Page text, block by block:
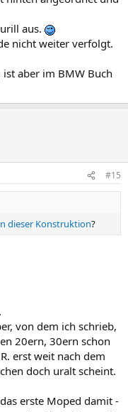
aus.
nicht weiter verfolgt.
aber im BMW Buch
#15
dieser Konstruktion?
von dem ich schrieb,
20ern, 30ern schon
erst weit nach dem
doch uralt scheint.
erste Moped damit -